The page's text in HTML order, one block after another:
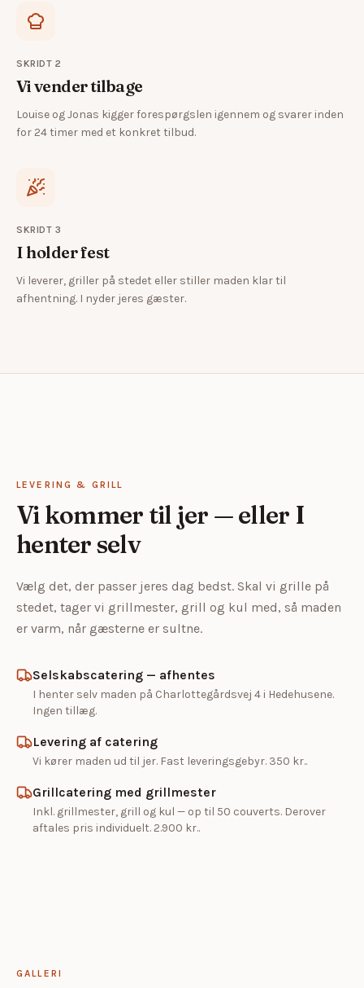
SKRIDT2
Vi vender tilbage
Louise og Jonas kigger forespørgslen igennem og svarer inden
for 24 timer med et konkret tilbud.
SKRIDT3
I holder fest
Vi leverer, griller på stedet eller stiller maden klar til
afhentning. I nyder jeres gæster.
LEVERING & GRILL
Vi kommer til jer — eller I
henter selv
Vælg det, der passer jeres dag bedst. Skal vi grille på
stedet, tager vi grillmester, grill og kul med, så maden
er varm, når gæsterne er sultne.
Selskabscatering — afhentes
I henter selv maden på Charlottegårdsvej 4 i Hedehusene.
Ingen tillæg.
Levering af catering
Vi kører maden ud til jer. Fast leveringsgebyr. 350 kr..
Grillcatering med grillmester
Inkl. grillmester, grill og kul — op til 50 couverts. Derover
aftales pris individuelt. 2.900 kr..
GALLERI